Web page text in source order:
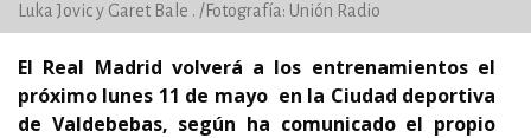
Luka Jovic y Garet Bale . /Fotografía: Unión Radio
El Real Madrid volverá a los entrenamientos el
próximo lunes 11 de mayo en la Ciudad deportiva
de Valdebebas, según ha comunicado el propio